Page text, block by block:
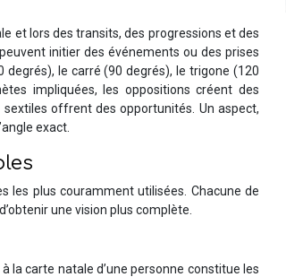
et lors des transits, des progressions et des
initier des événements ou des prises
degrés), le carré (90 degrés), le trigone (120
impliquées, les oppositions créent des
offrent des opportunités. Un aspect,
exact.
les plus couramment utilisées. Chacune de
une vision plus complète.
la carte natale d’une personne constitue les